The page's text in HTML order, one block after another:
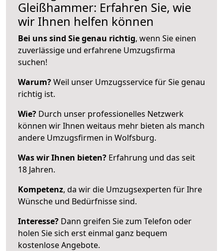
Gleißhammer: Erfahren Sie, wie
wir Ihnen helfen können
Bei uns sind Sie genau richtig, wenn Sie einen
zuverlässige und erfahrene Umzugsfirma
suchen!
Warum?Weil unser Umzugsservice für Sie genau
richtig ist.
Wie? Durch unser professionelles Netzwerk
können wir Ihnen weitaus mehr bieten als manch
andere Umzugsfirmen in Wolfsburg.
Was wir Ihnen bieten? Erfahrung und das seit
18 Jahren.
Kompetenz, da wir die Umzugsexperten für Ihre
Wünsche und Bedürfnisse sind.
Interesse? Dann greifen Sie zum Telefon oder
holen Sie sich erst einmal ganz bequem
kostenlose Angebote.